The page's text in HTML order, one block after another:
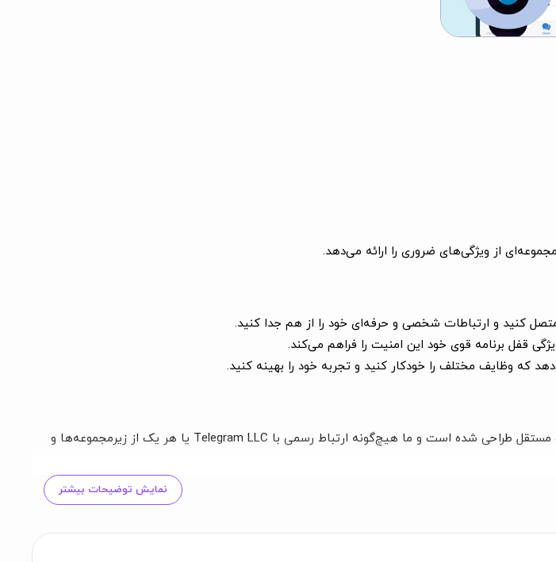
Tele.Tools یک ابزار غیررسمی برای پیام‌رسان تلگرام است. این برنامه توسط یک توسعه‌دهنده مستقل طراحی شده است و ما هیچ‌گونه ارتباط رسمی با Telegram LLC یا هر یک از زیرمجموعه‌ها و
نمایش توضیحات بیشتر